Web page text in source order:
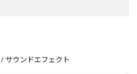
/ サウンドエフェクト